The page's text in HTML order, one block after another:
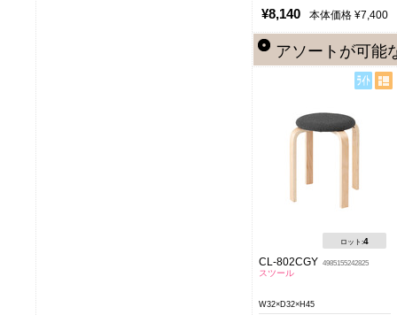
¥8,140 本体価格 ¥7,400
アソートが可能
ロット:4
CL-802CGY 4985155242825
スツール
W32×D32×H45